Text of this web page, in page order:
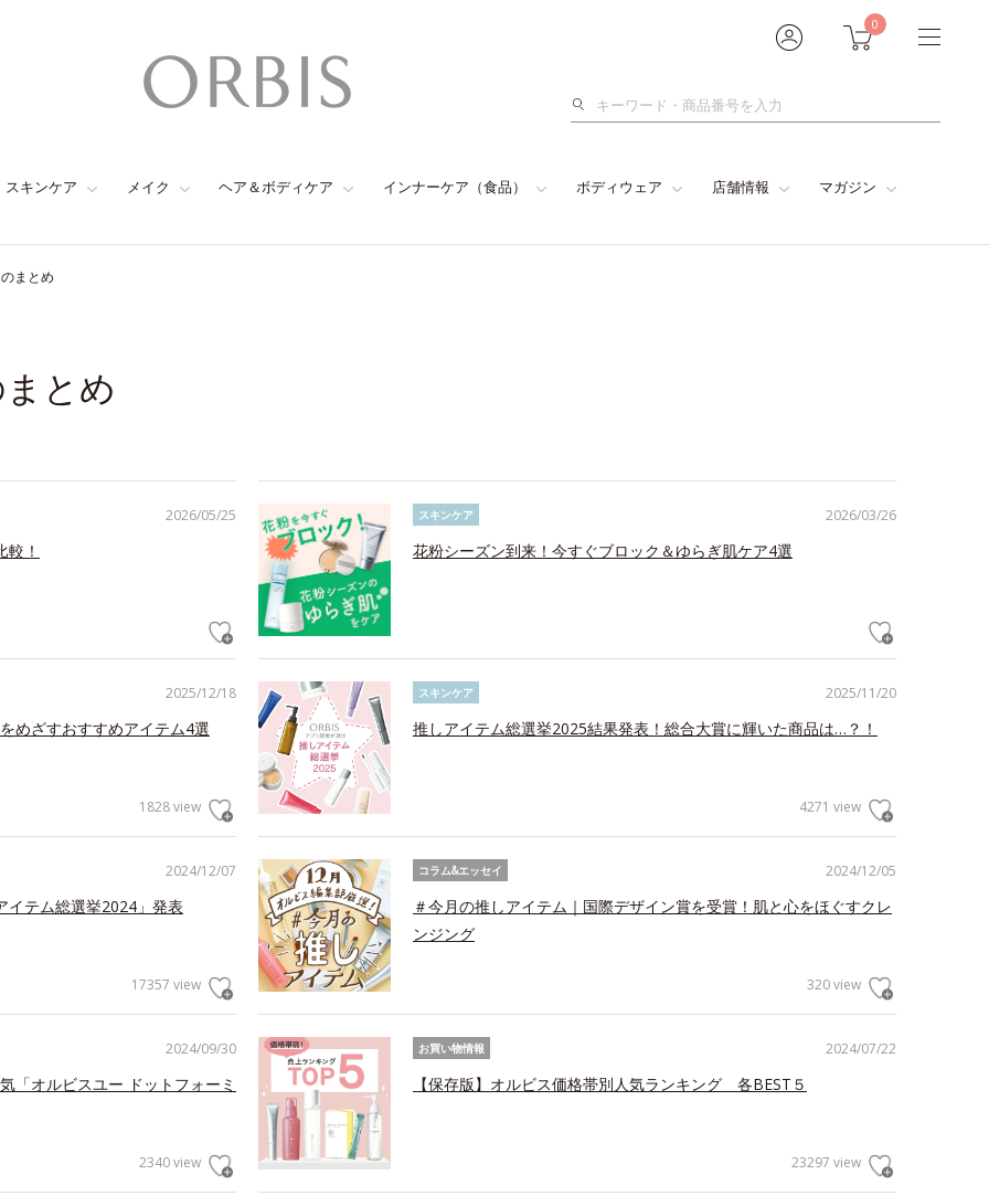
0
検
スキンケア メイク ヘア＆ボディケア インナーケア（食品） ボディウェア 店舗情報 マガジン
まとめ
とめ
2026/05/25
！
2026/03/26
スキンケア
花粉シーズン到来！今すぐブロック＆ゆらぎ肌ケア4選
2025/12/18
めざすおすすめアイテム4選
1828 view
2025/11/20
スキンケア
推しアイテム総選挙2025結果発表！総合大賞に輝いた商品は…？！
4271 view
2024/12/07
イテム総選挙2024」発表
17357 view
2024/12/05
コラム&エッセイ
＃今月の推しアイテム｜国際デザイン賞を受賞！肌と心をほぐすクレ
ンジング
320 view
2024/09/30
「オルビスユー ドットフォーミ
2340 view
2024/07/22
お買い物情報
【保存版】オルビス価格帯別人気ランキング 各BEST５
23297 view